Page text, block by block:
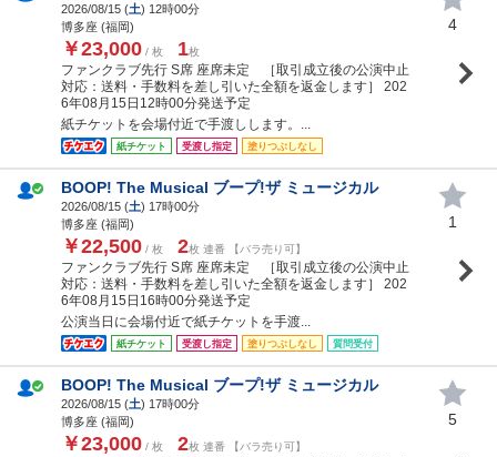
2026/08/15 (土) 12時00分
博多座 (福岡)
￥23,000 / 枚 1枚
ファンクラブ先行 S席 座席未定 ［取引成立後の公演中止
対応：送料・手数料を差し引いた全額を返金します］ 202
6年08月15日12時00分発送予定
紙チケットを会場付近で手渡しします。...
紙チケット 受渡し指定 塗りつぶしなし
4
BOOP! The Musical ブープ!ザ ミュージカル
2026/08/15 (土) 17時00分
博多座 (福岡)
￥22,500 / 枚 2枚 連番 【バラ売り可】
ファンクラブ先行 S席 座席未定 ［取引成立後の公演中止
対応：送料・手数料を差し引いた全額を返金します］ 202
6年08月15日16時00分発送予定
公演当日に会場付近で紙チケットを手渡...
紙チケット 受渡し指定 塗りつぶしなし 質問受付
1
BOOP! The Musical ブープ!ザ ミュージカル
2026/08/15 (土) 17時00分
博多座 (福岡)
￥23,000 / 枚 2枚 連番 【バラ売り可】
5